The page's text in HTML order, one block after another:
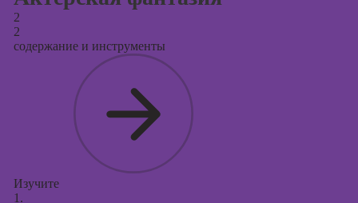
2
2
содержание и инструменты
Изучите
1.